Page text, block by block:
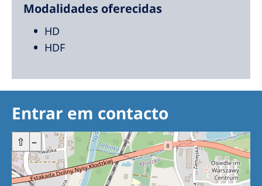
Modalidades oferecidas
HD
HDF
Entrar em contacto
+ –
⇧